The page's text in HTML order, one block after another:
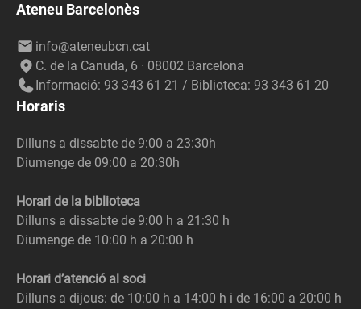
Ateneu Barcelonès
info@ateneubcn.cat
C. de la Canuda, 6 · 08002 Barcelona
Informació: 93 343 61 21 / Biblioteca: 93 343 61 20
Horaris
Dilluns a dissabte de 9:00 a 23:30h
Diumenge de 09:00 a 20:30h
Horari de la biblioteca
Dilluns a dissabte de 9:00 h a 21:30 h
Diumenge de 10:00 h a 20:00 h
Horari d’atenció al soci
Dilluns a dijous: de 10:00 h a 14:00 h i de 16:00 a 20:00 h